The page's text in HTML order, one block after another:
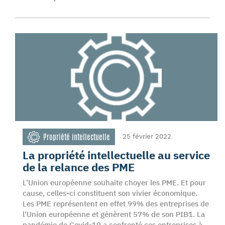
Propriété intellectuelle 25 février 2022
La propriété intellectuelle au service
de la relance des PME
L’Union européenne souhaite choyer les PME. Et pour
cause, celles-ci constituent son vivier économique.
Les PME représentent en effet 99% des entreprises de
l’Union européenne et génèrent 57% de son PIB1. La